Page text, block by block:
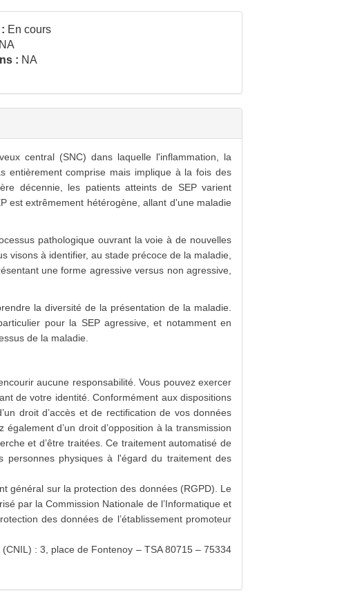
En cours
NA
: NA
central (SNC) dans laquelle l'inflammation, la
entièrement comprise mais implique à la fois des
décennie, les patients atteints de SEP varient
est extrêmement hétérogène, allant d'une maladie
pathologique ouvrant la voie à de nouvelles
visons à identifier, au stade précoce de la maladie,
une forme agressive versus non agressive,
la diversité de la présentation de la maladie.
pour la SEP agressive, et notamment en
de la maladie.
aucune responsabilité. Vous pouvez exercer
de votre identité. Conformément aux dispositions
droit d’accès et de rectification de vos données
d’un droit d’opposition à la transmission
et d’être traitées. Ce traitement automatisé de
physiques à l'égard du traitement des
général sur la protection des données (RGPD). Le
par la Commission Nationale de l’Informatique et
des données de l’établissement promoteur
: 3, place de Fontenoy – TSA 80715 – 75334